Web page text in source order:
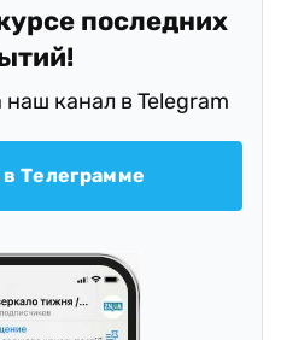
последних
канал в Telegram
Телеграмме